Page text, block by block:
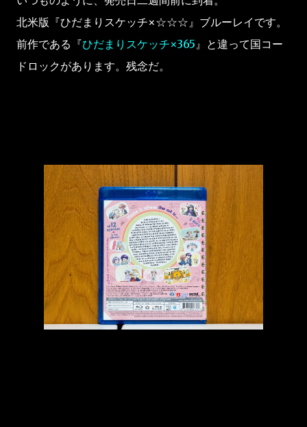
北米版『ひだまりスケッチ×☆☆☆』ブルーレイです。
前作である『ひだまりスケッチ×365 』と違って国コー
ドロックがあります。残念だ。